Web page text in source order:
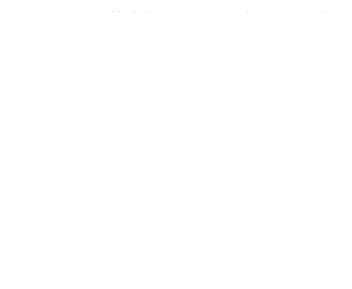
personnalité à votre maison ou à